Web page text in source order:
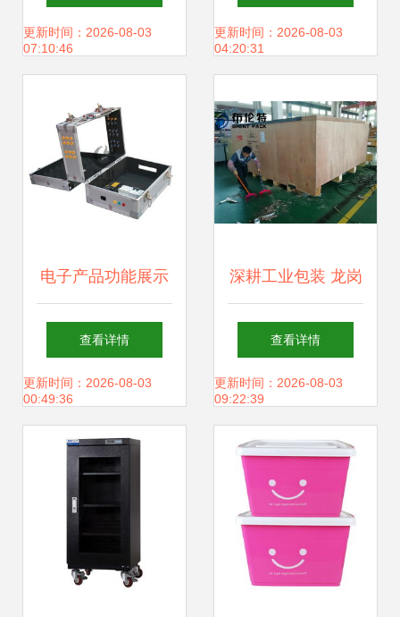
邂逅
更新时间：2026-08-03
07:10:46
重担
更新时间：2026-08-03
04:20:31
电子产品功能展示
箱定制指南 如何找
到靠谱的包工包料
厂家
查看详情
更新时间：2026-08-03
00:49:36
深耕工业包装 龙岗
大型设备木箱打包
工厂助力深圳制造
崛起
查看详情
更新时间：2026-08-03
09:22:39